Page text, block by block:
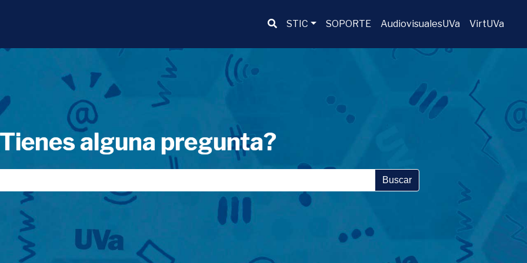
Buscador
STIC SOPORTE AudiovisualesUVa VirtUVa
alguna pregunta?
Buscar